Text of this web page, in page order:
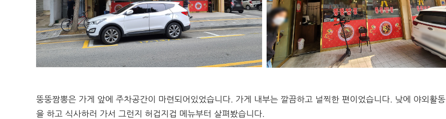
뚱뚱짬뽕은 가게 앞에 주차공간이 마련되어있었습니다. 가게 내부는 깔끔하고 널찍한 편이었습니다. 낮에 야외활동
을 하고 식사하러 가서 그런지 허겁지겁 메뉴부터 살펴봤습니다.